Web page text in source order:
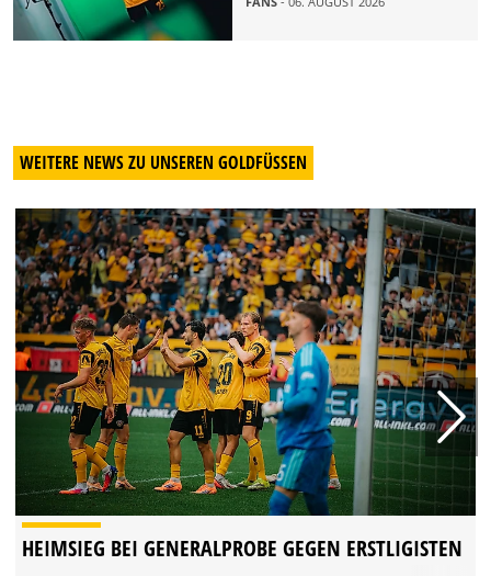
WEITERE NEWS ZU UNSEREN GOLDFÜSSEN
HEIMSIEG BEI GENERALPROBE GEGEN ERSTLIGISTEN